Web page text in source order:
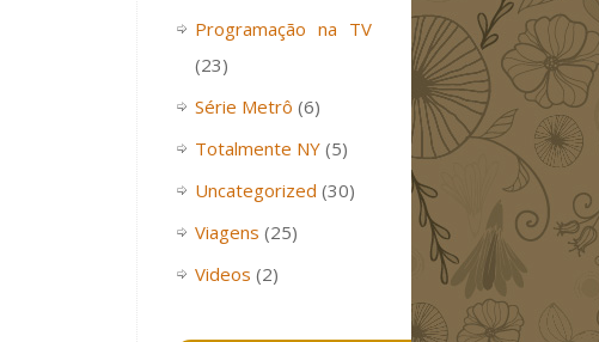
Programação na TV
(23)
Série Metrô (6)
Totalmente NY (5)
Uncategorized (30)
Viagens (25)
Videos (2)